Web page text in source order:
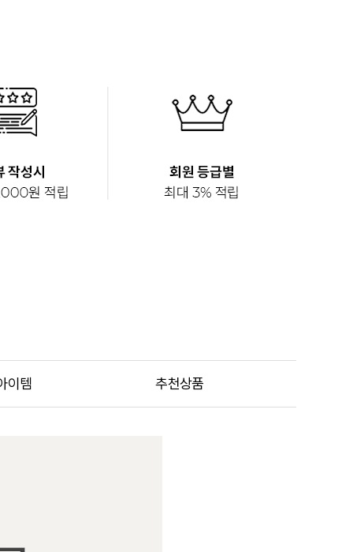
이템 추천상품